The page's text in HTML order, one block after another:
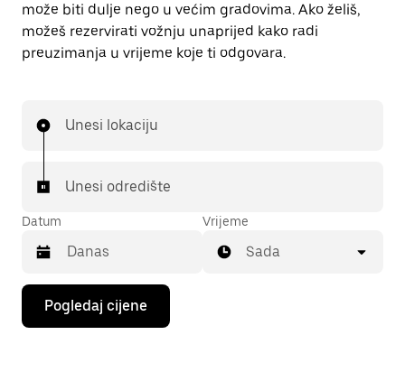
može biti dulje nego u većim gradovima. Ako želiš,
možeš rezervirati vožnju unaprijed kako radi
preuzimanja u vrijeme koje ti odgovara.
Unesi lokaciju
Unesi odredište
Datum
Pritisni
tipku
sa
Vrijeme
Sada
Pogledaj cijene